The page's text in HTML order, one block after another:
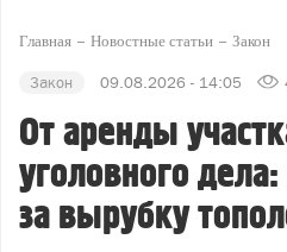
Главная Новостные статьи Закон
Закон 09.08.2026 - 14:05
От аренды
уголовного
за вырубку